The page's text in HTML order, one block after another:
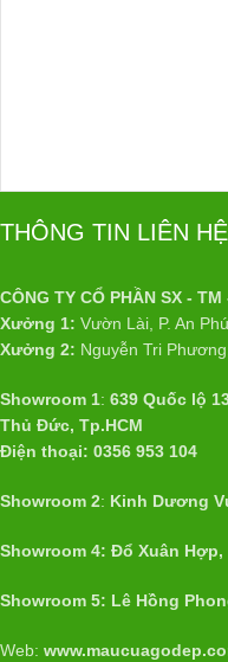
THÔNG TIN LIÊN HỆ
CÔNG TY CỔ PHẦN SX -
Xưởng 1: Vườn Lài, P. An
Xưởng 2: Nguyễn Tri
Showroom 1: 639 Quốc lộ
Thủ Đức, Tp.HCM
Điện thoại: 0356 953 104
Showroom 2: Kinh Dương
Showroom 4: Đổ Xuân Hợp,
Showroom 5: Lê Hồng
Web: